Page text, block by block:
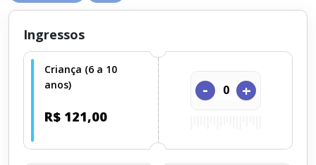
Ingressos
Criança (6 a 10
anos)
R$ 121,00
- +